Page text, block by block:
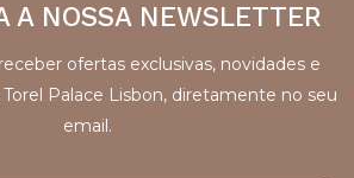
A NOSSA NEWSLETTER
ofertas exclusivas, novidades e
Palace Lisbon, diretamente no seu
email.